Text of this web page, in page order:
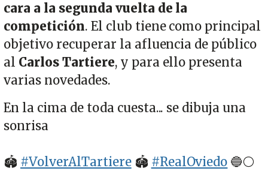
cara a la segunda vuelta de la
competición. El club tiene como principal
objetivo recuperar la afluencia de público
al Carlos Tartiere, y para ello presenta
varias novedades.
En la cima de toda cuesta... se dibuja una
sonrisa
🏟 #VolverAlTartiere🏟 #RealOviedo 🔵⚪